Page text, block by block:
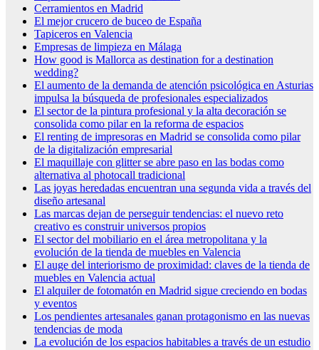
Cerramientos en Madrid
El mejor crucero de buceo de España
Tapiceros en Valencia
Empresas de limpieza en Málaga
How good is Mallorca as destination for a destination
wedding?
El aumento de la demanda de atención psicológica en Asturias
impulsa la búsqueda de profesionales especializados
El sector de la pintura profesional y la alta decoración se
consolida como pilar en la reforma de espacios
El renting de impresoras en Madrid se consolida como pilar
de la digitalización empresarial
El maquillaje con glitter se abre paso en las bodas como
alternativa al photocall tradicional
Las joyas heredadas encuentran una segunda vida a través del
diseño artesanal
Las marcas dejan de perseguir tendencias: el nuevo reto
creativo es construir universos propios
El sector del mobiliario en el área metropolitana y la
evolución de la tienda de muebles en Valencia
El auge del interiorismo de proximidad: claves de la tienda de
muebles en Valencia actual
El alquiler de fotomatón en Madrid sigue creciendo en bodas
y eventos
Los pendientes artesanales ganan protagonismo en las nuevas
tendencias de moda
La evolución de los espacios habitables a través de un estudio